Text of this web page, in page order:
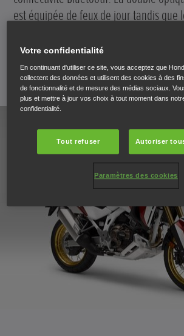
est équipée de feux de jour tandis que
électrique font partie de l’équipement
23 septembre 2019
Votre confidentialité
En continuant d'utiliser ce site, vous acceptez que
collectent des données et utilisent des cookies à des
de fonctionnalité et de mesure des médias sociaux.
plus et mettre à jour vos choix à tout moment dans
confidentialité.
Tout refuser Autoriser
Paramètres des cookies